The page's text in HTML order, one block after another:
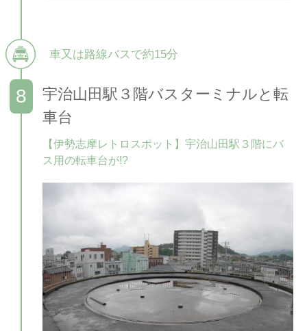
車又は路線バスで約15分
宇治山田駅３階バスターミナルと転
車台
【伊勢志摩レトロスポット】宇治山田駅３階にバ
ス用の転車台が!?